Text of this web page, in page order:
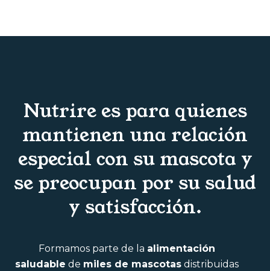
Nutrire es para quienes
mantienen una relación
especial con su mascota y
se preocupan por su salud
y satisfacción.
Formamos parte de la alimentación
saludable de miles de mascotasdistribuidas